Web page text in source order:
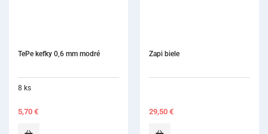
TePe kefky 0,6 mm modré
8 ks
5,70 €
Zapi biele
29,50 €